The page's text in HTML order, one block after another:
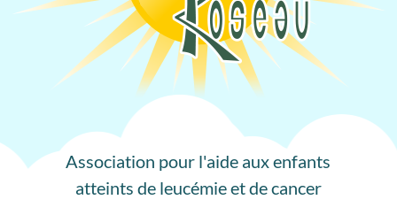
Association pour l'aide aux enfants
atteints de leucémie et de cancer